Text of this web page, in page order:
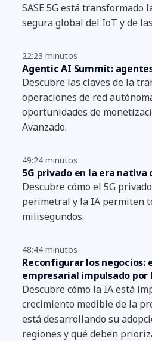
SASE 5G está transformado
segura global del IoT y de
22:23 minutos
Agentic AI Summit:
Descubre las claves de la
operaciones de red
oportunidades de
Avanzado.
49:24 minutos
5G privado en la era nativa
Descubre cómo el 5G
perimetral y la IA permiten
milisegundos.
48:44 minutos
Reconfigurar los negocios:
empresarial impulsado por
Descubre cómo la IA está
crecimiento medible de la
está desarrollando su
regiones y qué deben